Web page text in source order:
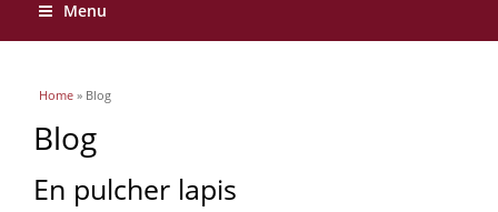
Menu
You are here
Home » Blog
Blog
En pulcher lapis